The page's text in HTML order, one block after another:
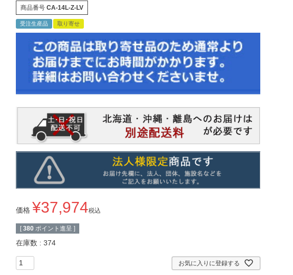
商品番号 CA-14L-Z-LV
受注生産品 取り寄せ
価格 ¥37,974税込
[ 380 ポイント進呈 ]
在庫数 374
お気に入りに登録する